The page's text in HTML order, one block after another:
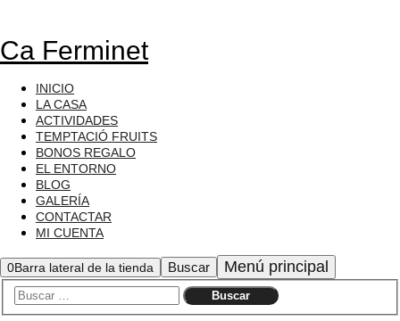
Ca Ferminet
INICIO
LA CASA
ACTIVIDADES
TEMPTACIÓ FRUITS
BONOS REGALO
EL ENTORNO
BLOG
GALERÍA
CONTACTAR
MI CUENTA
0Barra lateral de la tienda Buscar Menú principal